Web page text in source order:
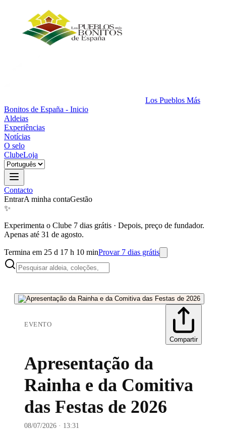
Los Pueblos Más
Bonitos de España - Inicio
Aldeias
Experiências
Notícias
O selo
ClubeLoja
Contacto
EntrarA minha contaGestão
✨
Experimenta o Clube 7 dias grátis · Depois, preço de fundador.
Apenas até 31 de agosto.
Termina em 25 d 17 h 10 minProvar 7 dias grátis
EVENTO
Compartir
Apresentação da
Rainha e da Comitiva
das Festas de 2026
08/07/2026 · 13:31